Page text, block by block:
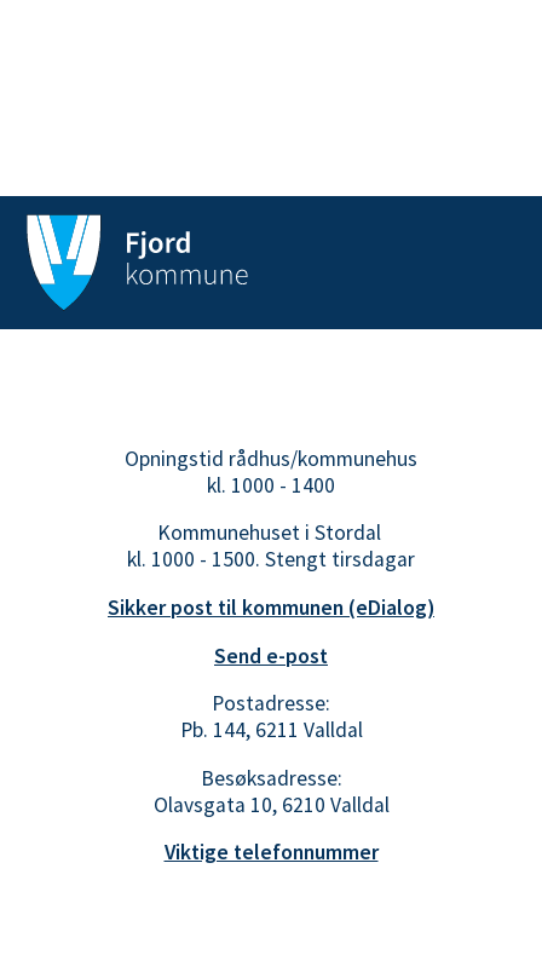
Opningstid rådhus/kommunehus
kl. 1000 - 1400
Kommunehuset i Stordal
kl. 1000 - 1500. Stengt tirsdagar
Sikker post til kommunen (eDialog)
Send e-post
Postadresse:
Pb. 144, 6211 Valldal
Besøksadresse:
Olavsgata 10, 6210 Valldal
Viktige telefonnummer